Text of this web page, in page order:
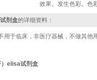
效果。发生色彩。色
剂盒的详细资料：
于临床，非医疗器械，不做其他用
）elisa试剂盒